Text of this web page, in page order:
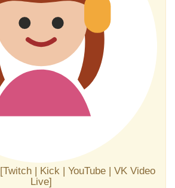
[Twitch | Kick | YouTube | VK Video
Live]